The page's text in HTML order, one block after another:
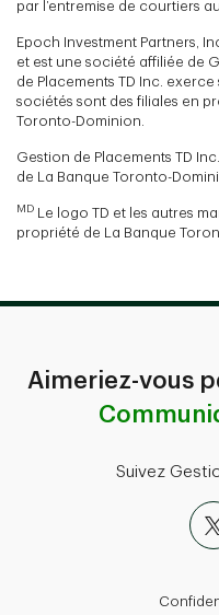
par l’entremise de courtiers
Epoch Investment Partners,
et est une société affiliée de
de Placements TD Inc.
sociétés sont des filiales en
Toronto-Dominion.
Gestion de Placements TD
de La Banque Toronto-
MD
Le logo TD et les autres
propriété de La Banque
Aimeriez-vous
Suivez